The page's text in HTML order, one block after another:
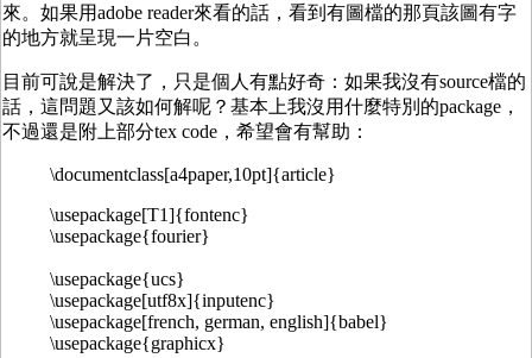
來。如果用adobe reader來看的話，看到有圖檔的那頁該圖有字
的地方就呈現一片空白。
目前可說是解決了，只是個人有點好奇：如果我沒有source檔的
話，這問題又該如何解呢？基本上我沒用什麼特別的package，
不過還是附上部分tex code，希望會有幫助：
\documentclass[a4paper,10pt]{article}
\usepackage[T1]{fontenc}
\usepackage{fourier}
\usepackage{ucs}
\usepackage[utf8x]{inputenc}
\usepackage[french, german, english]{babel}
\usepackage{graphicx}